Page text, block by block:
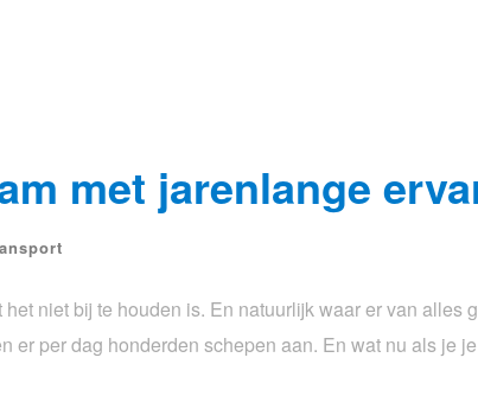
met jarenlange
niet bij te houden is. En natuurlijk waar er van alles
er per dag honderden schepen aan. En wat nu als je